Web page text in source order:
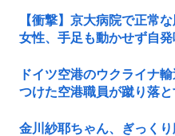
【衝撃】京大病院で正常
女性、手足も動かせず自
ドイツ空港のウクライナ
つけた空港職員が蹴り落
金川紗耶ちゃん、ぎっく